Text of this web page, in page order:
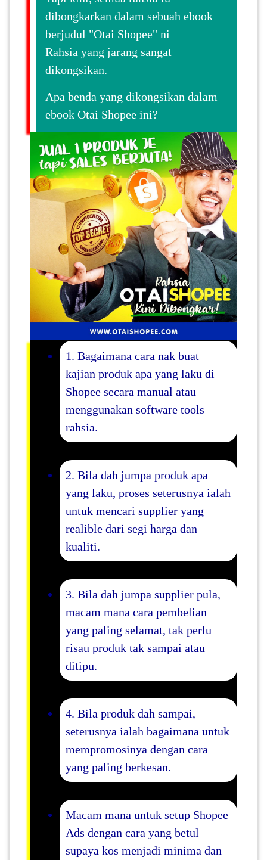
dibongkarkan dalam sebuah ebook
berjudul "Otai Shopee" ni
Rahsia yang jarang sangat
dikongsikan.
Apa benda yang dikongsikan dalam
ebook Otai Shopee ini?
1. Bagaimana cara nak buat
kajian produk apa yang laku di
Shopee secara manual atau
menggunakan software tools
rahsia.
2. Bila dah jumpa produk apa
yang laku, proses seterusnya ialah
untuk mencari supplier yang
realible dari segi harga dan
kualiti.
3. Bila dah jumpa supplier pula,
macam mana cara pembelian
yang paling selamat, tak perlu
risau produk tak sampai atau
ditipu.
4. Bila produk dah sampai,
seterusnya ialah bagaimana untuk
mempromosinya dengan cara
yang paling berkesan.
Macam mana untuk setup Shopee
Ads dengan cara yang betul
supaya kos menjadi minima dan